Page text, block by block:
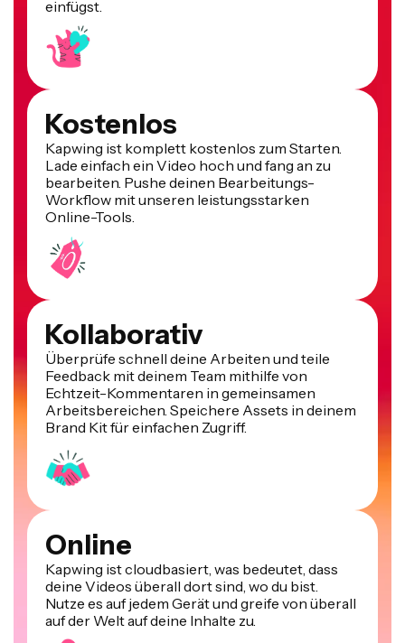
Kostenlos
Kapwing ist komplett kostenlos zum Starten.
Lade einfach ein Video hoch und fang an zu
bearbeiten. Pushe deinen Bearbeitungs-
Workflow mit unseren leistungsstarken
Online-Tools.
Kollaborativ
Überprüfe schnell deine Arbeiten und teile
Feedback mit deinem Team mithilfe von
Echtzeit-Kommentaren in gemeinsamen
Arbeitsbereichen. Speichere Assets in deinem
Brand Kit für einfachen Zugriff.
Online
Kapwing ist cloudbasiert, was bedeutet, dass
deine Videos überall dort sind, wo du bist.
Nutze es auf jedem Gerät und greife von überall
auf der Welt auf deine Inhalte zu.